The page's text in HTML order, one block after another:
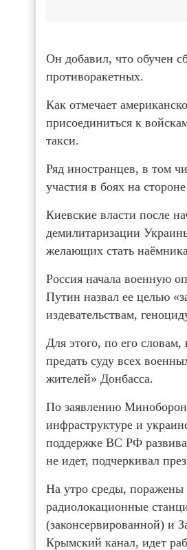
Он добавил, что обучен
противоракетных.
Как отмечает
присоединиться к
такси.
Ряд иностранцев, в том
участия в боях на
Киевские власти после
демилитаризации
желающих стать
Россия начала военную
Путин назвал ее целью
издевательствам,
Для этого, по его
предать суду всех
жителей» Донбасса.
По заявлению
инфраструктуре и
поддержке ВС РФ
не идет, подчеркивал
На утро среды, поражены
радиолокационные
(законсервированной) и
Крымский канал, идет